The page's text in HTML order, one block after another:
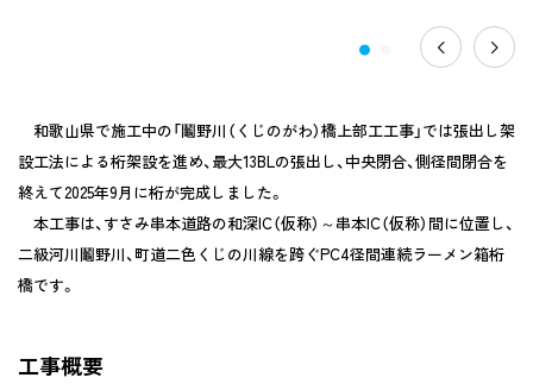
和歌山県で施工中の「鬮野川（くじのがわ）橋上部工工事」では張出し架
設工法による桁架設を進め、最大13BLの張出し、中央閉合、側径間閉合を
終えて2025年9月に桁が完成しました。
本工事は、すさみ串本道路の和深IC（仮称）～串本IC（仮称）間に位置し、
二級河川鬮野川、町道二色くじの川線を跨ぐPC4径間連続ラーメン箱桁
橋です。
工事概要